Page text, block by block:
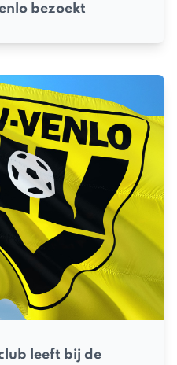
bezoekt
leeft bij de